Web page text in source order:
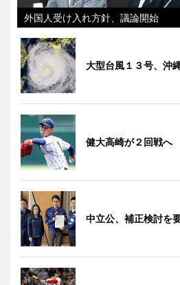
外国人受け入れ方針、議論開始
大型台風１３号、沖
健大高崎が２回戦へ
中立公、補正検討を